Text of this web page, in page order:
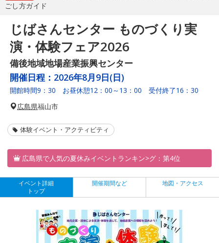
ごし方ガイド
じばさんセンター ものづくり実
演・体験フェア2026
備後地域地場産業振興センター
開催日程： 2026年8月9日(日)
開館時間9：30 お昼休憩12：00～13：00 受付終了16：30
広島県福山市
体験イベント・アクティビティ
広島県で人気の夏休みイベントランキン>グ：第4位
イベント詳細
トップ
開催期間など 地図・アクセス